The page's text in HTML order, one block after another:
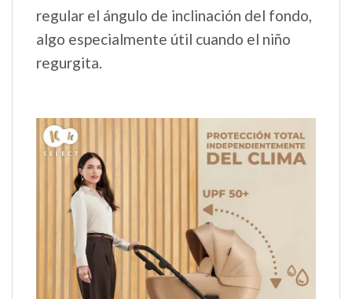
regular el ángulo de inclinación del fondo,
algo especialmente útil cuando el niño
regurgita.